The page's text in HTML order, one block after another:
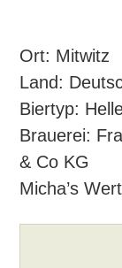
Ort: Mitwitz
Land:
Biertyp:
Brauerei:
& Co KG
Micha’s